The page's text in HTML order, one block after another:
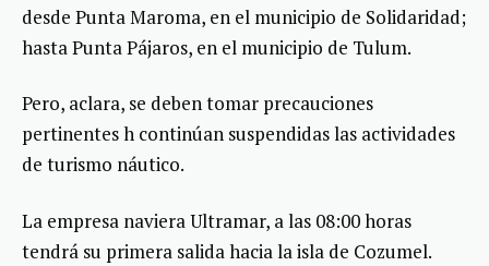
desde Punta Maroma, en el municipio de Solidaridad;
hasta Punta Pájaros, en el municipio de Tulum.
Pero, aclara, se deben tomar precauciones
pertinentes h continúan suspendidas las actividades
de turismo náutico.
La empresa naviera Ultramar, a las 08:00 horas
tendrá su primera salida hacia la isla de Cozumel.